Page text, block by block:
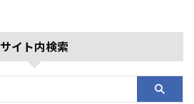
サイト内検索